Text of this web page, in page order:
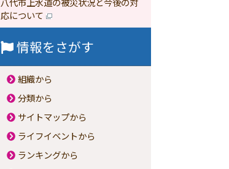
八代市上水道の被災状況と今後の対
応について
情報をさがす
組織から
分類から
サイトマップから
ライフイベントから
ランキングから